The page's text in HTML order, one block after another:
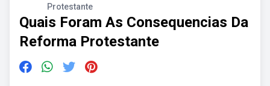
Protestante
Quais Foram As Consequencias Da
Reforma Protestante